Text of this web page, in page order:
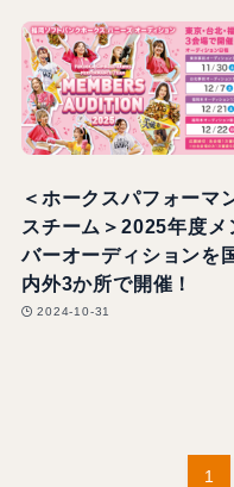
＜ホークスパフォーマ
スチーム＞2025年度メ
バーオーディションを
内外3か所で開催！
2024-10-31
1